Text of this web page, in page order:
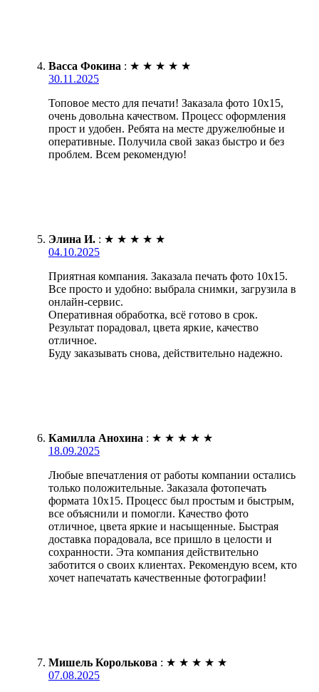
Васса Фокина : ★ ★ ★ ★ ★
30.11.2025
Топовое место для печати! Заказала фото 10х15,
очень довольна качеством. Процесс оформления
прост и удобен. Ребята на месте дружелюбные и
оперативные. Получила свой заказ быстро и без
проблем. Всем рекомендую!
Элина И. : ★ ★ ★ ★ ★
04.10.2025
Приятная компания. Заказала печать фото 10х15.
Все просто и удобно: выбрала снимки, загрузила в
онлайн-сервис.
Оперативная обработка, всё готово в срок.
Результат порадовал, цвета яркие, качество
отличное.
Буду заказывать снова, действительно надежно.
Камилла Анохина : ★ ★ ★ ★ ★
18.09.2025
Любые впечатления от работы компании остались
только положительные. Заказала фотопечать
формата 10х15. Процесс был простым и быстрым,
все объяснили и помогли. Качество фото
отличное, цвета яркие и насыщенные. Быстрая
доставка порадовала, все пришло в целости и
сохранности. Эта компания действительно
заботится о своих клиентах. Рекомендую всем, кто
хочет напечатать качественные фотографии!
Мишель Королькова : ★ ★ ★ ★ ★
07.08.2025